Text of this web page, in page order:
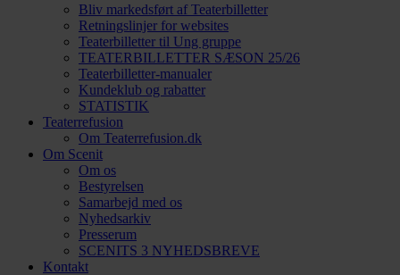
Bliv markedsført af Teaterbilletter
Retningslinjer for websites
Teaterbilletter til Ung gruppe
TEATERBILLETTER SÆSON 25/26
Teaterbilletter-manualer
Kundeklub og rabatter
STATISTIK
Teaterrefusion
Om Teaterrefusion.dk
Om Scenit
Om os
Bestyrelsen
Samarbejd med os
Nyhedsarkiv
Presserum
SCENITS 3 NYHEDSBREVE
Kontakt